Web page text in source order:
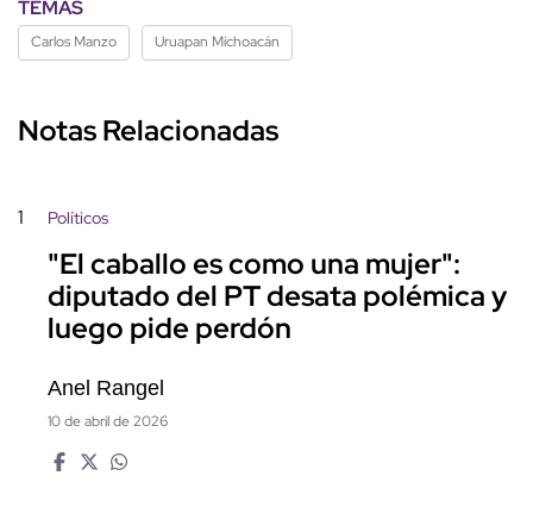
TEMAS
Carlos Manzo Uruapan Michoacán
Notas Relacionadas
1 Políticos
"El caballo es como una mujer":
diputado del PT desata polémica y
luego pide perdón
Anel Rangel
10 de abril de 2026